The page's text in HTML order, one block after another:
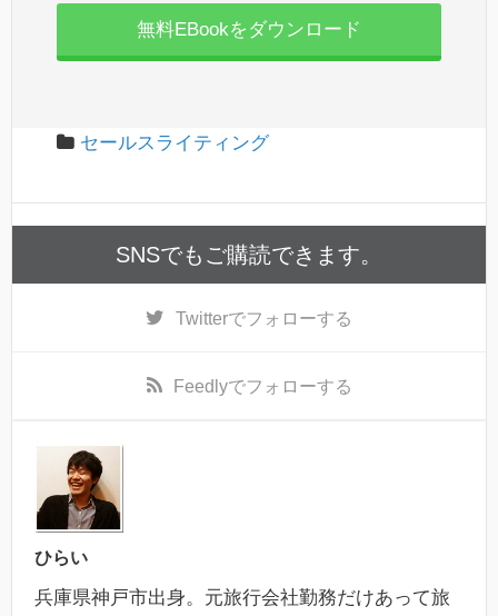
無料EBookをダウンロード
セールスライティング
SNSでもご購読できます。
Twitterでフォローする
Feedlyでフォローする
ひらい
兵庫県神戸市出身。元旅行会社勤務だけあって旅